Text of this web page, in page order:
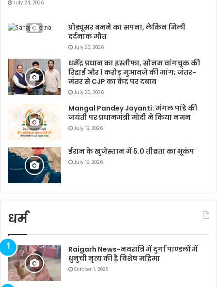
July 24, 2026
प्रोड्यूसर बनने का सपना, लेकिन मिली
दर्दनाक मौत
July 20, 2026
धर्मेंद्र प्रधान का इस्तीफा, सोनम वांगचुक की
रिहाई और 1 करोड़ मुआवजे की मांग; जंतर-
मंतर से CJP का केंद्र पर दबाव
July 20, 2026
Mangal Pandey Jayanti: मंगल पांडे की
जयंती पर प्रधानमंत्री मोदी ने किया नमन
July 19, 2026
ईरान के खुजेस्तान में 5.0 तीव्रता का भूकंप
July 19, 2026
धर्म
Raigarh News-नवरात्रि में दुर्गा पाण्डलों में
धुनुची नृत्य की है विशेष महिमा
October 1, 2025